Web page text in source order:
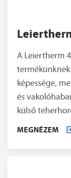
A Leiertherm
képessége,
és
külső
MEGNÉZEM